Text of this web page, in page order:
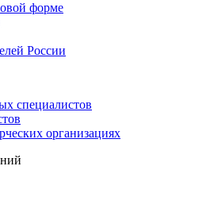
форме
России
специалистов
организациях